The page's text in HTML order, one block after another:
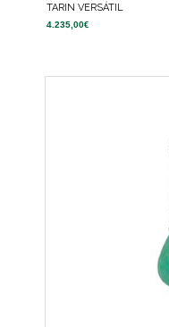
TARIN VERSÁTIL
4.235,00€